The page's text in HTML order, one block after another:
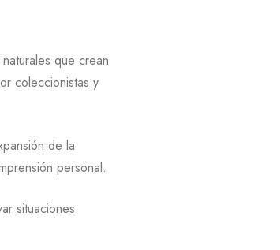
que crean
coleccionistas y
de la
personal.
situaciones